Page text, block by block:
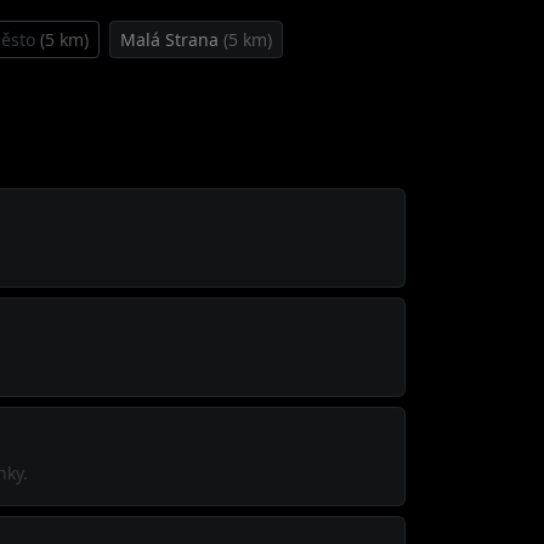
(5 km) Malá Strana (5 km)